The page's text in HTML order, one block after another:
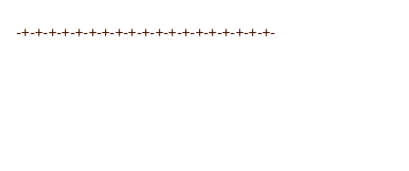
-+-+-+-+-+-+-+-+-+-+-+-+-+-+-+-+-+-+-+-